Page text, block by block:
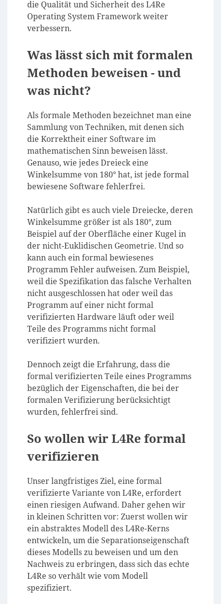
die Qualität und Sicherheit des L4Re
Operating System Framework weiter
verbessern.
Was lässt sich mit formalen
Methoden beweisen - und
was nicht?
Als formale Methoden bezeichnet man eine
Sammlung von Techniken, mit denen sich
die Korrektheit einer Software im
mathematischen Sinn beweisen lässt.
Genauso, wie jedes Dreieck eine
Winkelsumme von 180° hat, ist jede formal
bewiesene Software fehlerfrei.
Natürlich gibt es auch viele Dreiecke, deren
Winkelsumme größer ist als 180°, zum
Beispiel auf der Oberfläche einer Kugel in
der nicht-Euklidischen Geometrie. Und so
kann auch ein formal bewiesenes
Programm Fehler aufweisen. Zum Beispiel,
weil die Spezifikation das falsche Verhalten
nicht ausgeschlossen hat oder weil das
Programm auf einer nicht formal
verifizierten Hardware läuft oder weil
Teile des Programms nicht formal
verifiziert wurden.
Dennoch zeigt die Erfahrung, dass die
formal verifizierten Teile eines Programms
bezüglich der Eigenschaften, die bei der
formalen Verifizierung berücksichtigt
wurden, fehlerfrei sind.
So wollen wir L4Re formal
verifizieren
Unser langfristiges Ziel, eine formal
verifizierte Variante von L4Re, erfordert
einen riesigen Aufwand. Daher gehen wir
in kleinen Schritten vor: Zuerst wollen wir
ein abstraktes Modell des L4Re-Kerns
entwickeln, um die Separationseigenschaft
dieses Modells zu beweisen und um den
Nachweis zu erbringen, dass sich das echte
L4Re so verhält wie vom Modell
spezifiziert.